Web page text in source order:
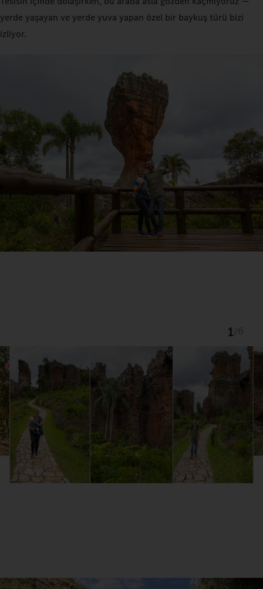
yerde yaşayan ve yerde yuva yapan özel bir baykuş türü bizi
izliyor.
1